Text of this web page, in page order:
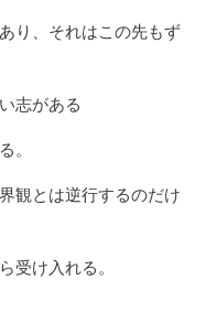
り、それはこの先もず
志がある
。
観とは逆行するのだけ
受け入れる。